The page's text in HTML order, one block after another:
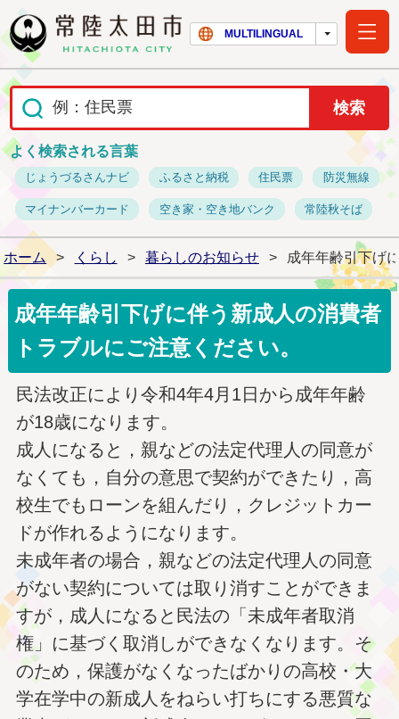
常陸太田市ホー
MULTILINGUAL
よく検索される言葉
じょうづるさんナビ ふるさと納税 住民票 防災無線
マイナンバーカード 空き家・空き地バンク 常陸秋そば
ホーム > くらし > 暮らしのお知らせ > 成年年齢引下げ
成年年齢引下げに伴う新成人の消費者
トラブルにご注意ください。
民法改正により令和4年4月1日から成年年齢
が18歳になります。
成人になると，親などの法定代理人の同意が
なくても，自分の意思で契約ができたり，高
校生でもローンを組んだり，クレジットカー
ドが作れるようになります。
未成年者の場合，親などの法定代理人の同意
がない契約については取り消すことができま
すが，成人になると民法の「未成年者取消
権」に基づく取消しができなくなります。そ
のため，保護がなくなったばかりの高校・大
学在学中の新成人をねらい打ちにする悪質な